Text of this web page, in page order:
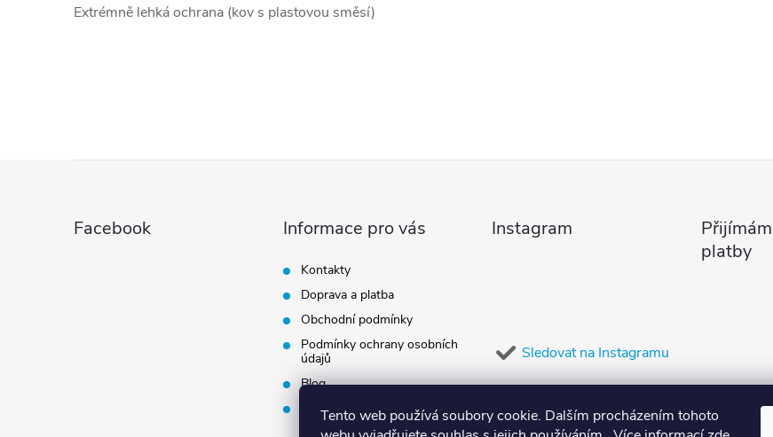
Tento web používá soubory cookie. Dalším procházením tohoto
Extrémně lehká ochrana (kov s plastovou směsí)
Facebook Informace pro vás
Kontakty
Doprava a platba
Obchodní podmínky
Podmínky ochrany osobních
údajů
Blog
Vrácení zboží
Instagram
Sledovat na Instagramu
platby